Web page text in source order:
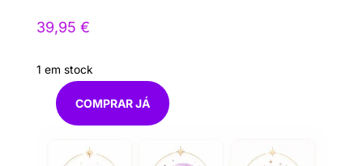
39,95 €
1 em stock
Quantidade
Tingsha
COMPRAR JÁ